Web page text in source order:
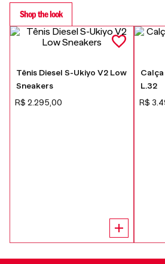
Shop the look